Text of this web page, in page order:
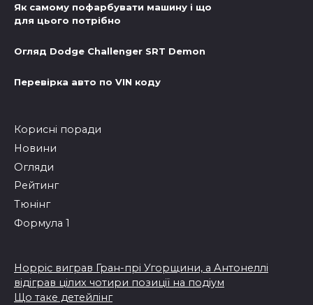
Як самому пофарбувати машину і що
для цього потрібно
Огляд Dodge Challenger SRT Demon
Перевірка авто по VIN коду
Корисні поради
Новини
Огляди
Рейтинг
Тюнінг
Формула 1
Норріс виграв Гран-прі Угорщини, а Антонеллі
відіграв цілих чотири позиції на подіум
Що таке детейлінг